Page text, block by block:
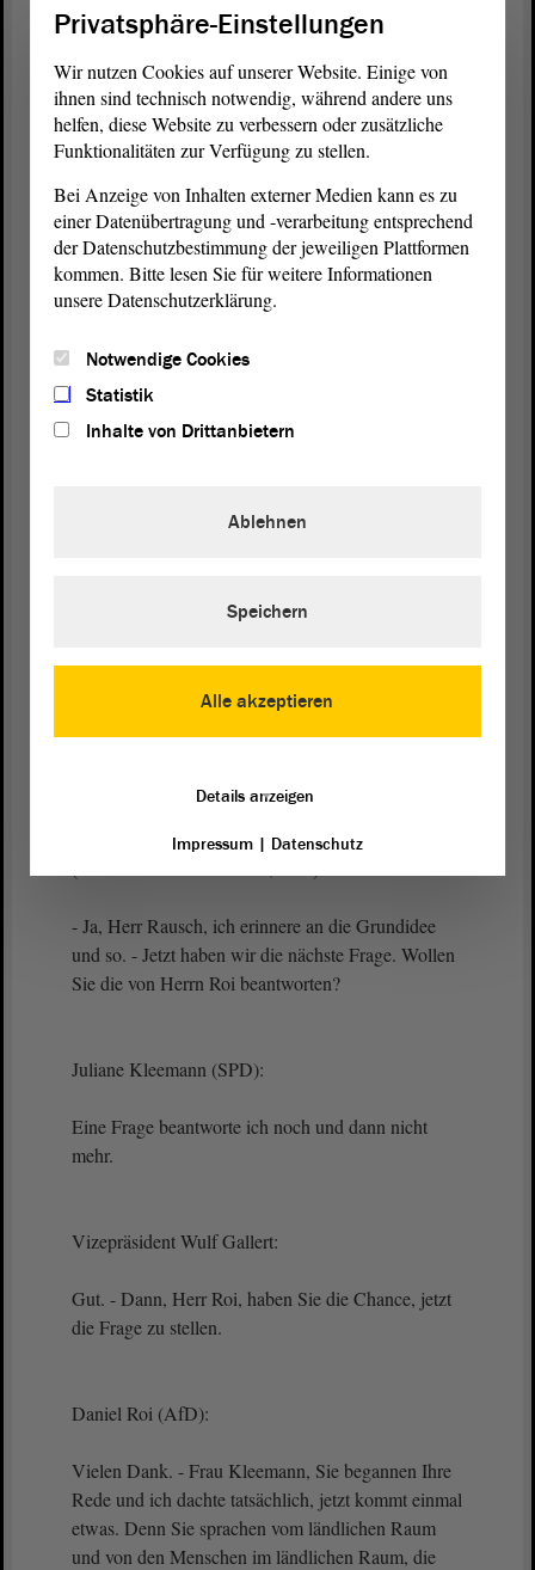
Das Zweite ist: Ich glaube, wir brauchen in diesem
Land mehr Energie dafür, dass wir uns in der Tat
um stärkeres Kartellrecht, um Wettbewerbsrecht
bemühen. Das braucht hier alle demokratischen
Kräfte. Dieses Einschlagen auf „der Staat bereichert
Erzählung von einerPartei, die meint, sie würde
sich für die sozialen Belange von Menschen
einsetzen. Das stimmt schlicht und ergreifend nicht,
dass sich hierbei ein Staat bereichert.
(Zuruf von Tobias Rausch, AfD)
- Ja, es ist Ihre Erzählung, aber die macht es ja nicht
besser, wenn Sie sie permanent wiederholen.
Grundidee dieser Geschichte ist, Sie stellen eine
Frage und Sie lassen sie beantworten. Das
sein, sonst kann sie die Frage gar nicht beantworten.
- Ja, Herr Rausch, ich erinnere an die Grundidee
und so. - Jetzt haben wir die nächste Frage. Wollen
Sie die von Herrn Roi beantworten?
Juliane Kleemann (SPD):
Eine Frage beantworte ich noch und dann nicht
mehr.
Vizepräsident Wulf Gallert:
Gut. - Dann, Herr Roi, haben Sie die Chance, jetzt
die Frage zu stellen.
Daniel Roi (AfD):
Vielen Dank. - Frau Kleemann, Sie begannen Ihre
Rede und ich dachte tatsächlich, jetzt kommt einmal
etwas. Denn Sie sprachen vom ländlichen Raum
und von den Menschen im ländlichen Raum, die
Privatsphäre-Einstellungen
Wir nutzen Cookies auf unserer Website. Einige von
ihnen sind technisch notwendig, während andere uns
helfen, diese Website zu verbessern oder zusätzliche
Funktionalitäten zur Verfügung zu stellen.
Bei Anzeige von Inhalten externer Medien kann es zu
einer Datenübertragung und -verarbeitung entsprechend
der Datenschutzbestimmung der jeweiligen Plattformen
kommen. Bitte lesen Sie für weitere Informationen
unsere Datenschutzerklärung.
Notwendige Cookies
Statistik
Inhalte von Drittanbietern
Alle akzeptieren
Ablehnen
Speichern
Details anzeigen
Impressum| Datenschutz